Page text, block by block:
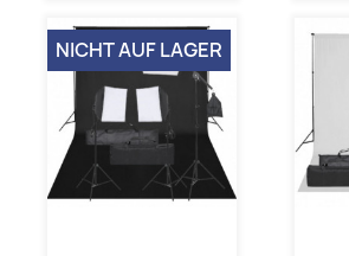
NICHT AUF LAGER